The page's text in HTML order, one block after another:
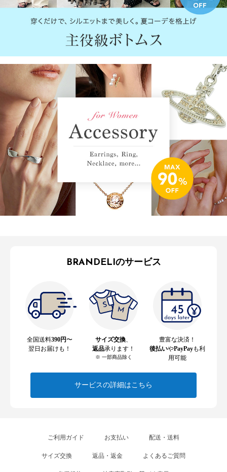
BRANDELIのサービス
全国送料390円〜
翌日お届けも！
サイズ交換
返品承ります！
※ 一部商品除く
豊富な決済！
後払いやPayPayも利
用可能
サービスの詳細はこちら
ご利用ガイド お支払い 配送・送料
サイズ交換 返品・返金 よくあるご質問